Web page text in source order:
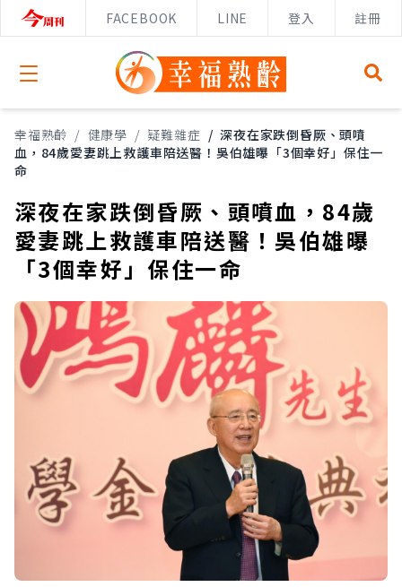
FACEBOOK LINE 登入 註冊
Open menu
幸福熟齡 / 健康學 / 疑難雜症 / 深夜在家跌倒昏厥、頭噴
血，84歲愛妻跳上救護車陪送醫！吳伯雄曝「3個幸好」保住一
命
深夜在家跌倒昏厥、頭噴血，84歲
愛妻跳上救護車陪送醫！吳伯雄曝
「3個幸好」保住一命